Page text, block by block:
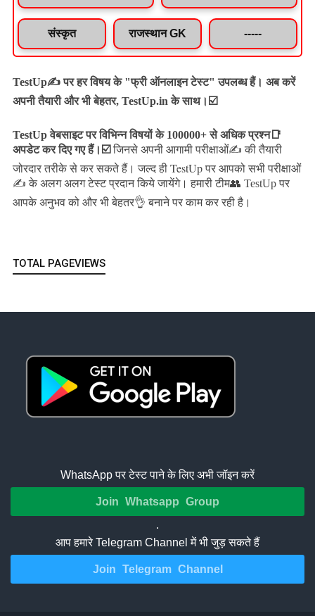
संस्कृत राजस्थान GK -----
TestUp✍️ पर हर विषय के "फ्री ऑनलाइन टेस्ट" उपलब्ध हैं। अब करें
अपनी तैयारी और भी बेहतर, TestUp.in के साथ।☑️
TestUp वेबसाइट पर विभिन्न विषयों के 100000+ से अधिक प्रश्न📑
अपडेट कर दिए गए हैं। ☑️ जिनसे अपनी आगामी परीक्षाओं✍️ की तैयारी
जोरदार तरीके से कर सकते हैं।जल्द ही TestUp पर आपको सभी परीक्षाओं
✍️ के अलग अलग टेस्ट प्रदान किये जायेंगे। हमारी टीम👥 TestUp पर
आपके अनुभव को और भी बेहतर👌 बनाने पर काम कर रही है।
TOTAL PAGEVIEWS
WhatsApp पर टेस्ट पाने के लिए अभी जॉइन करें
Join Whatsapp Group
.
आप हमारे Telegram Channel में भी जुड़ सकते हैं
Join Telegram Channel